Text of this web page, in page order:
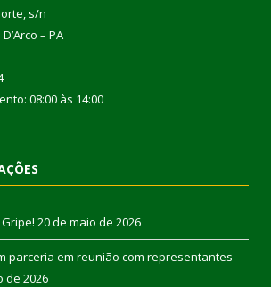
s/n
– PA
08:00 às 14:00
20 de maio de 2026
parceria em reunião com representantes
de 2026